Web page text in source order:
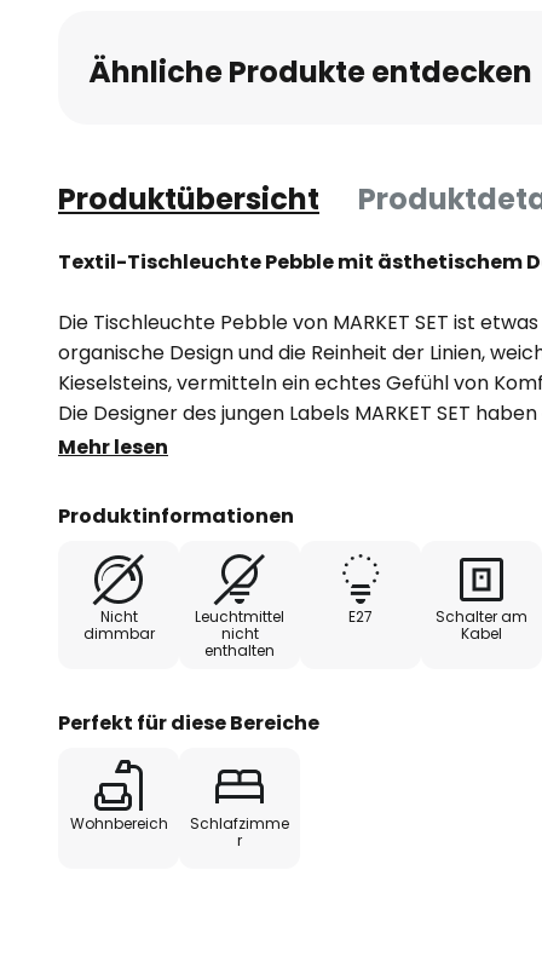
Ähnliche Produkte entdecken
Produktübersicht
Textil-Tischleuchte Pebble mit ästhetischem
Die Tischleuchte Pebble von MARKET SET ist
organische Design und die Reinheit der Linien,
Kieselsteins, vermitteln ein echtes Gefühl von
Die Designer des jungen Labels MARKET SET
perfekten Balance aus natürlichen Materialien
Baumwolle und Leinen kontrastiert mit der Stärke
das Ganze auf.
Mehr lesen
Produktinformationen
Nicht
dimmbar
Leuchtmittel
nicht
enthalten
E27
Schalter am
Kabel
Perfekt für diese Bereiche
Wohnbereich
Schlafzimme
r